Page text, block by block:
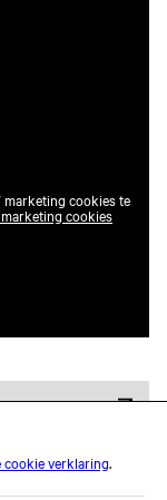
cookies te
cookies